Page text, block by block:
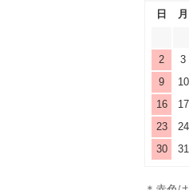
日 月
2
3
9
10
16
17
23
24
30
31